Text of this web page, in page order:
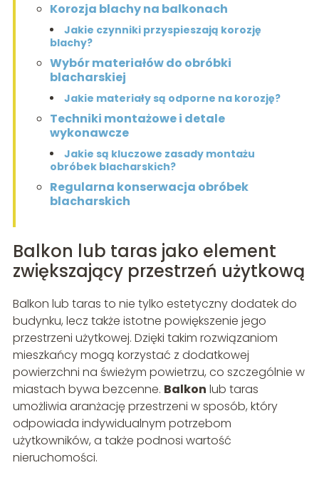
Korozja blachy na balkonach
Jakie czynniki przyspieszają korozję
blachy?
Wybór materiałów do obróbki
blacharskiej
Jakie materiały są odporne na korozję?
Techniki montażowe i detale
wykonawcze
Jakie są kluczowe zasady montażu
obróbek blacharskich?
Regularna konserwacja obróbek
blacharskich
Balkon lub taras jako element
zwiększający przestrzeń użytkową
Balkon lub taras to nie tylko estetyczny dodatek do
budynku, lecz także istotne powiększenie jego
przestrzeni użytkowej. Dzięki takim rozwiązaniom
mieszkańcy mogą korzystać z dodatkowej
powierzchni na świeżym powietrzu, co szczególnie w
miastach bywa bezcenne. Balkon lub taras
umożliwia aranżację przestrzeni w sposób, który
odpowiada indywidualnym potrzebom
użytkowników, a także podnosi wartość
nieruchomości.